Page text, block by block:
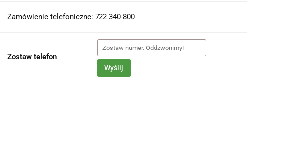
Zamówienie telefoniczne: 722 340 800
Zostaw telefon
Wyślij